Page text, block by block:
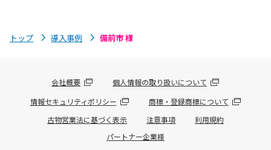
トップ 導入事例 備前市 様
会社概要
個人情報の取り扱いについて
情報セキュリティポリシー
商標・登録商標について
古物営業法に基づく表示
注意事項
利用規約
パートナー企業様